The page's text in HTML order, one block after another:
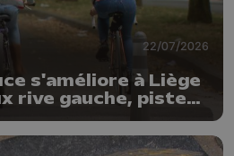
22/07/2026
s'améliore à Liège
rive gauche, pistes
Avroy et